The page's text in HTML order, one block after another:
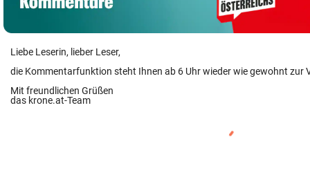
Liebe Leserin, lieber Leser,
die Kommentarfunktion steht Ihnen ab 6 Uhr wieder wie gewohnt zur
Mit freundlichen Grüßen
das krone.at-Team